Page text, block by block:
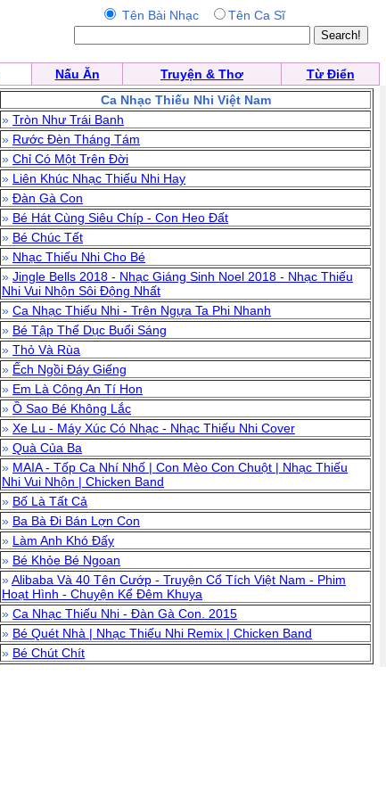
Tên Bài Nhạc Tên Ca Sĩ
Nấu Ăn Truyện & Thơ
Từ Điển
Ca Nhạc Thiếu Nhi Việt Nam
» Tròn Như Trái Banh
» Rước Đèn Tháng Tám
» Chỉ Có Một Trên Đời
» Liên Khúc Nhạc Thiếu Nhi Hay
» Đàn Gà Con
» Bé Hát Cùng Siêu Chíp - Con Heo Đất
» Bé Chúc Tết
» Nhạc Thiếu Nhi Cho Bé
» Jingle Bells 2018 - Nhạc Giáng Sinh Noel 2018 - Nhạc Thiếu
Nhi Vui Nhộn Sôi Động Nhất
» Ca Nhạc Thiếu Nhi - Trên Ngựa Ta Phi Nhanh
» Bé Tập Thể Dục Buổi Sáng
» Thỏ Và Rùa
» Ếch Ngồi Đáy Giếng
» Em Là Công An Tí Hon
» Ồ Sao Bé Không Lắc
» Xe Lu - Máy Xúc Có Nhạc - Nhạc Thiếu Nhi Cover
» Quà Của Ba
» MAIA - Tốp Ca Nhí Nhố | Con Mèo Con Chuột | Nhạc Thiếu
Nhi Vui Nhộn | Chicken Band
» Bố Là Tất Cả
» Ba Bà Đi Bán Lợn Con
» Làm Anh Khó Đấy
» Bé Khỏe Bé Ngoan
»Alibaba Và 40 Tên Cướp - Truyện Cổ Tích Việt Nam - Phim
Hoạt Hình - Chuyện Kể Đêm Khuya
» Ca Nhạc Thiếu Nhi - Đàn Gà Con. 2015
» Bé Quét Nhà | Nhạc Thiếu Nhi Remix | Chicken Band
» Bé Chút Chít